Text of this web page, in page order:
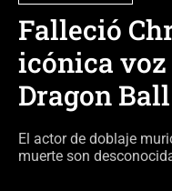
Falleció
icónica voz
Dragon
El actor de doblaje
muerte son